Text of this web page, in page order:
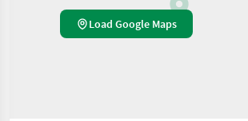
Load Google Maps